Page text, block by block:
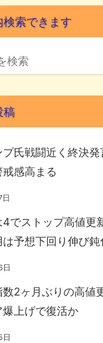
検索できます
稿
プ氏戦闘近く終決
感高まる
4でストップ高値更
は予想下回り伸び鈍
数2ヶ月ぶりの高値
爆上げで復活か